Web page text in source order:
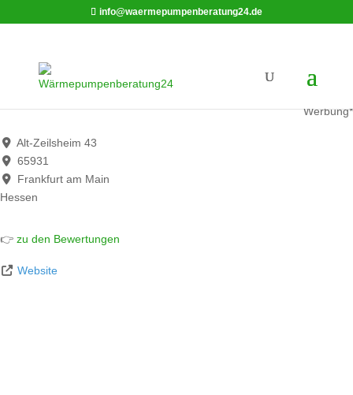
info@waermepumpenberatung24.de
Thermelita Haustechnik
Werbung*
Alt-Zeilsheim 43
65931
Frankfurt am Main
Hessen
👉 zu den Bewertungen
Website